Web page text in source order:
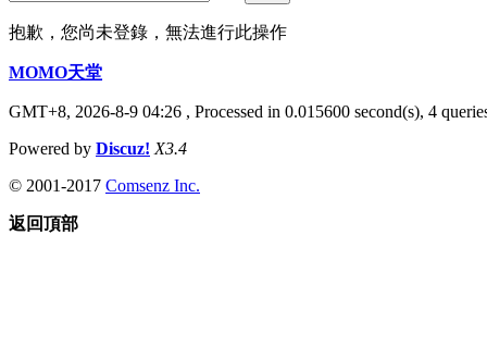
抱歉，您尚未登錄，無法進行此操作
MOMO天堂
GMT+8, 2026-8-9 04:26 , Processed in 0.015600 second(s), 4
Powered by Discuz! X3.4
© 2001-2017 Comsenz Inc.
返回頂部